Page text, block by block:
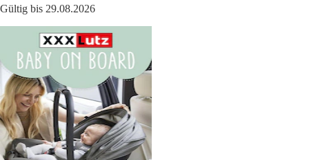
Gültig bis 29.08.2026